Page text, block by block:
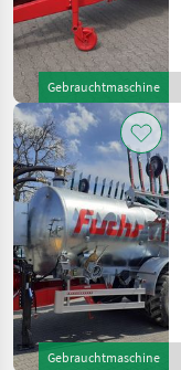
Gebrauchtmaschine
Gebrauchtmaschine